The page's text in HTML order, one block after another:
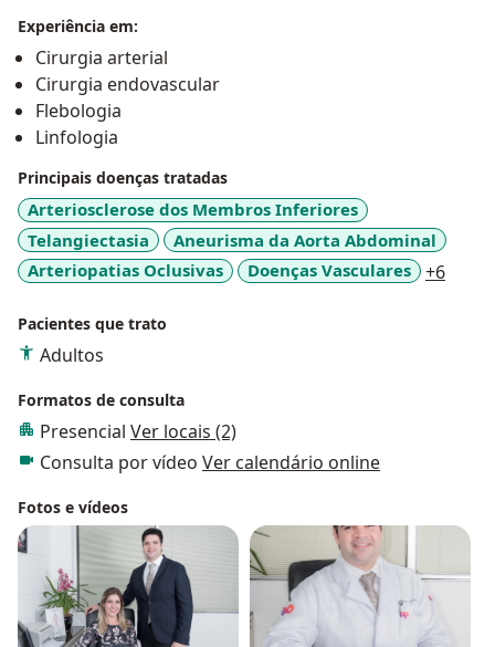
Experiência em:
Cirurgia arterial
Cirurgia endovascular
Flebologia
Linfologia
Principais doenças tratadas
Arteriosclerose dos Membros Inferiores
Telangiectasia
Aneurisma da Aorta Abdominal
Arteriopatias Oclusivas
Doenças Vasculares +6
Pacientes que trato
Adultos
Formatos de consulta
Presencial Ver locais (2)
Consulta por vídeo Ver calendário online
Fotos e vídeos